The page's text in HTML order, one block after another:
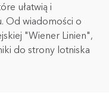
ułatwią i
Od wiadomości o
"Wiener Linien",
do strony lotniska